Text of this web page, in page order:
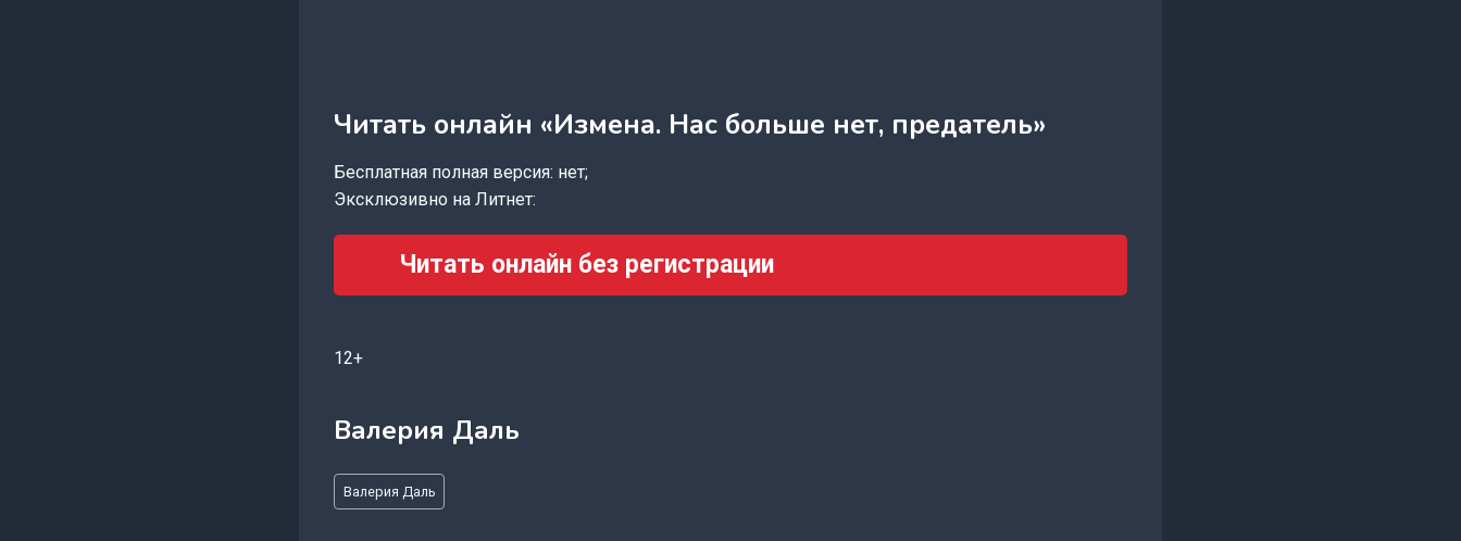
Читать онлайн «Измена. Нас больше нет, предатель»
Бесплатная полная версия: нет;
Эксклюзивно на Литнет:
Читать онлайн без регистрации
12+
Валерия Даль
Метки
записи:
Валерия Даль